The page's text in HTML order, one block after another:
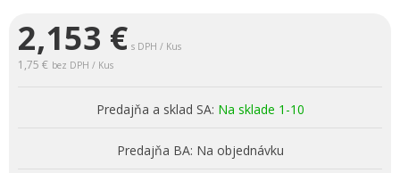
2,153 € s DPH / Kus
1,75 € bez DPH / Kus
Predajňa a sklad SA: Na sklade 1-10
Predajňa BA: Na objednávku